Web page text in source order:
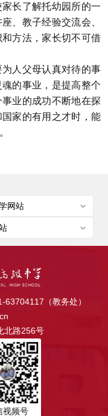
长了解托幼园所的一
、教子经验交流会、
方法，家长切不可借
人父母认真对待的事
的事业，是提高整个
业的成功不断地在探
家的有用之才时，能
（教务处）
北路256号
视频号